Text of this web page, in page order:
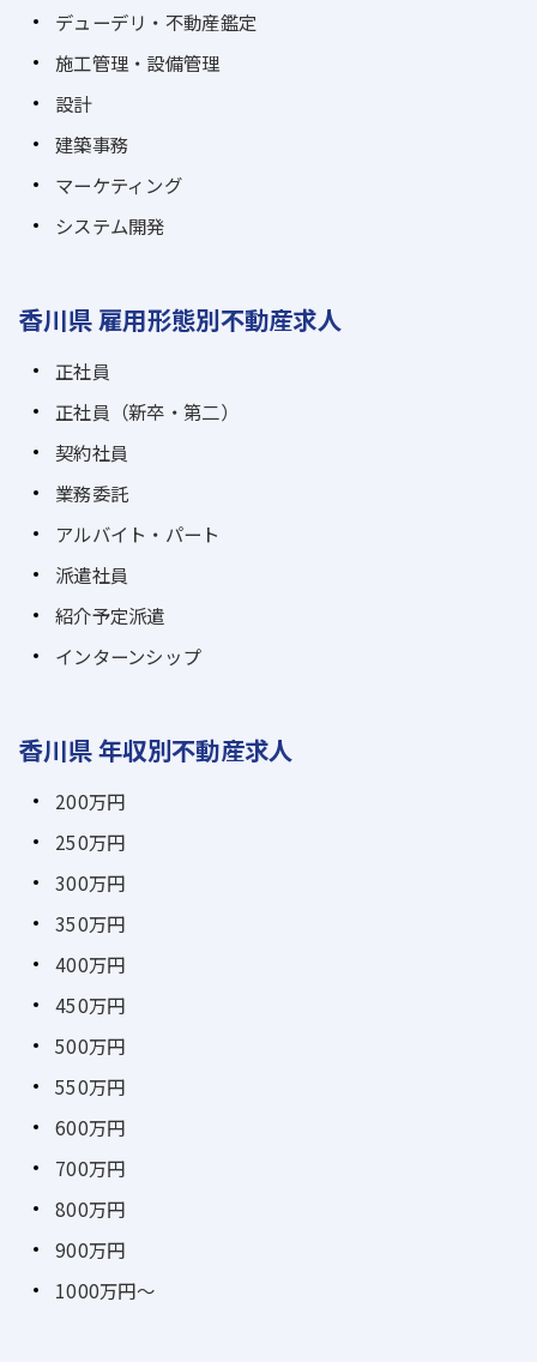
デューデリ・不動産鑑定
施工管理・設備管理
設計
建築事務
マーケティング
システム開発
香川県 雇用形態別不動産求人
正社員
正社員（新卒・第二）
契約社員
業務委託
アルバイト・パート
派遣社員
紹介予定派遣
インターンシップ
香川県 年収別不動産求人
200万円
250万円
300万円
350万円
400万円
450万円
500万円
550万円
600万円
700万円
800万円
900万円
1000万円～